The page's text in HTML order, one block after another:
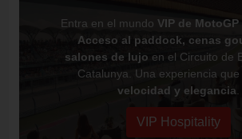
Entra en el mundoVIP de MotoGP
Acceso al paddock, cenas
salones de lujo en el Circuito de
Catalunya. Una experiencia
velocidad y elegancia.
VIP Hospitality